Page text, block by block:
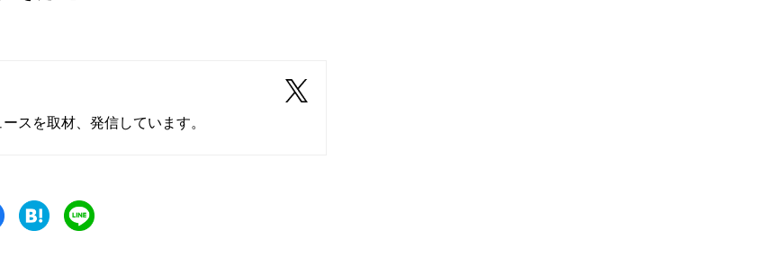
スを取材、発信しています。